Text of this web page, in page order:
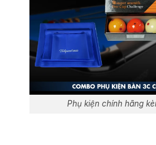
Phụ kiện chính hãng